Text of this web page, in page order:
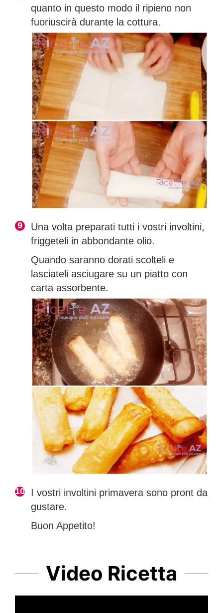
quanto in questo modo il ripieno non
fuoriuscirà durante la cottura.
Una volta preparati tutti i vostri involtini,
friggeteli in abbondante olio.
Quando saranno dorati scolteli e
lasciateli asciugare su un piatto con
carta assorbente.
I vostri involtini primavera sono pront da
gustare.
Buon Appetito!
Video Ricetta